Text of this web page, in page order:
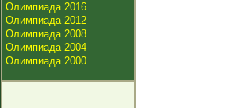
Олимпиада 2016
Олимпиада 2012
Олимпиада 2008
Олимпиада 2004
Олимпиада 2000